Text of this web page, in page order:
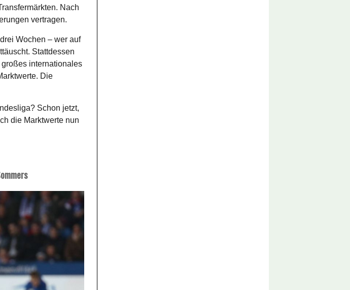
Nach
vertragen.
Wochen – wer auf
Stattdessen
großes internationales
Die
Schon jetzt,
die Marktwerte nun